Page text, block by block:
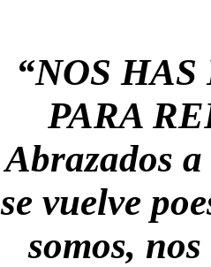
“NOS
PARA
Abrazados
se vuelve
somos,